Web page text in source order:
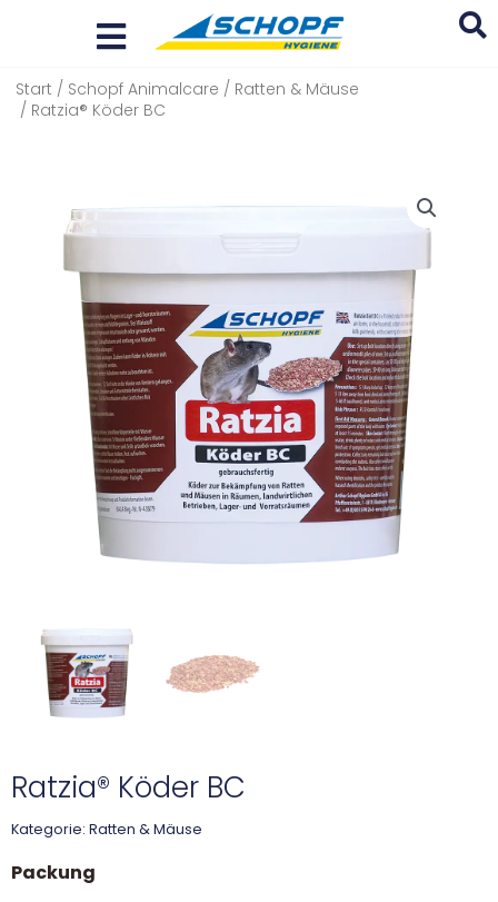
springen
Search
...
Start / Schopf Animalcare / Ratten & Mäuse
/ Ratzia® Köder BC
Ratzia® Köder BC
Kategorie: Ratten & Mäuse
Packung